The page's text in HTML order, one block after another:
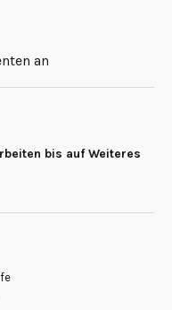
an
bis auf Weiteres